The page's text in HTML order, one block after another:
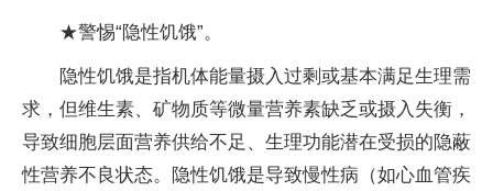
★警惕“隐性饥饿”。
隐性饥饿是指机体能量摄入过剩或基本满足生理需
求，但维生素、矿物质等微量营养素缺乏或摄入失衡，
导致细胞层面营养供给不足、生理功能潜在受损的隐蔽
性营养不良状态。隐性饥饿是导致慢性病（如心血管疾